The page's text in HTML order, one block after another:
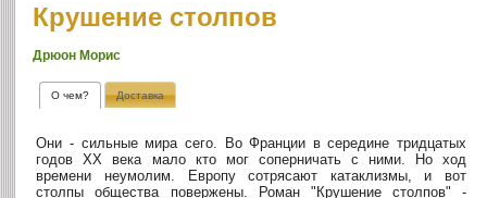
Крушение столпов
Дрюон Морис
О чем? Доставка
Они - сильные мира сего. Во Франции в середине тридцатых
годов XX века мало кто мог соперничать с ними. Но ход
времени неумолим. Европу сотрясают катаклизмы, и вот
столпы общества повержены. Роман "Крушение столпов" -